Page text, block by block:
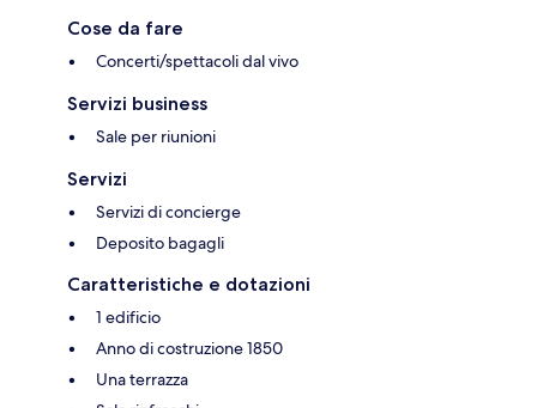
Cose da fare
Concerti/spettacoli dal vivo
Servizi business
Sale per riunioni
Servizi
Servizi di concierge
Deposito bagagli
Caratteristiche e dotazioni
1 edificio
Anno di costruzione 1850
Una terrazza